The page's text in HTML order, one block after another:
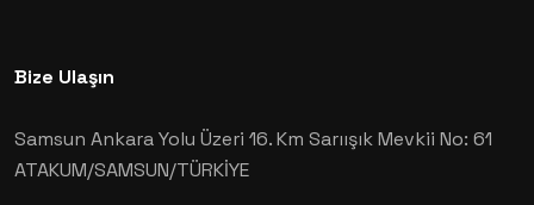
Bize Ulaşın
Samsun Ankara Yolu Üzeri 16. Km Sarıışık Mevkii No: 61
ATAKUM/SAMSUN/TÜRKİYE